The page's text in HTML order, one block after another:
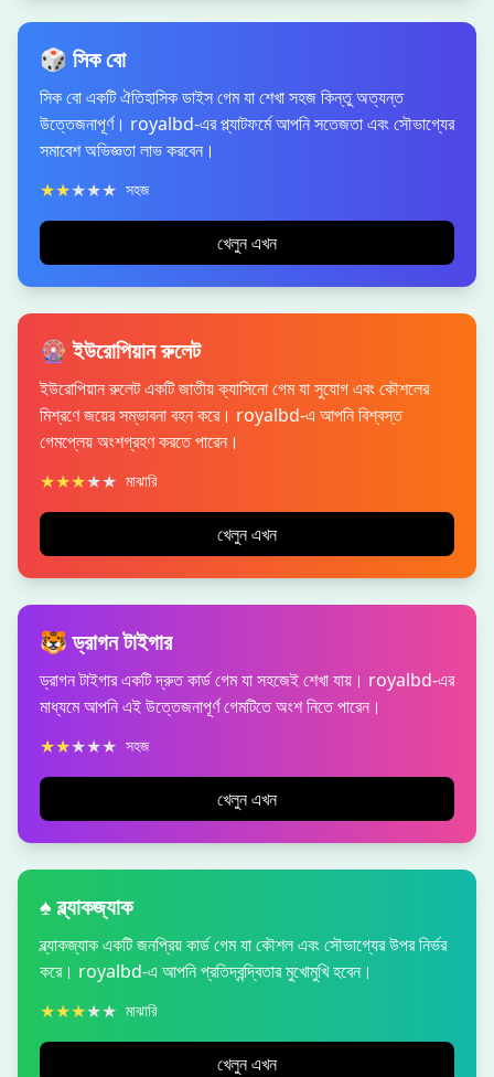
🎲 সিক বো
সিক বো একটি ঐতিহাসিক ডাইস গেম যা শেখা সহজ কিন্তু অত্যন্ত
উত্তেজনাপূর্ণ। royalbd-এর প্ল্যাটফর্মে আপনি সতেজতা এবং সৌভাগ্যের
সমাবেশ অভিজ্ঞতা লাভ করবেন।
★★★★★ সহজ
খেলুন এখন
🎡 ইউরোপিয়ান রুলেট
ইউরোপিয়ান রুলেট একটি জাতীয় ক্যাসিনো গেম যা সুযোগ এবং কৌশলের
মিশ্রণে জয়ের সম্ভাবনা বহন করে। royalbd-এ আপনি বিশ্বস্ত
গেমপ্লেয় অংশগ্রহণ করতে পারেন।
★★★★★ মাঝারি
খেলুন এখন
🐯 ড্রাগন টাইগার
ড্রাগন টাইগার একটি দ্রুত কার্ড গেম যা সহজেই শেখা যায়। royalbd-এর
মাধ্যমে আপনি এই উত্তেজনাপূর্ণ গেমটিতে অংশ নিতে পারেন।
★★★★★ সহজ
খেলুন এখন
♠️ ব্ল্যাকজ্যাক
ব্ল্যাকজ্যাক একটি জনপ্রিয় কার্ড গেম যা কৌশল এবং সৌভাগ্যের উপর নির্ভর
করে। royalbd-এ আপনি প্রতিদ্বন্দ্বিতার মুখোমুখি হবেন।
★★★★★ মাঝারি
খেলুন এখন